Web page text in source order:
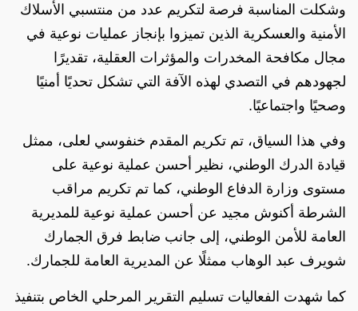
وشكلت المناسبة فرصة لتكريم عدد من منتسبي الأسلاك
الأمنية والعسكرية الذين تميزوا بإنجاز عمليات نوعية في
مجال مكافحة المخدرات والمؤثرات العقلية، تقديرًا
لجهودهم في التصدي لهذه الآفة التي تشكل تحديًا أمنيًا
وصحيًا واجتماعيًا.
وفي هذا السياق، تم تكريم المقدم خنفوسي لعلى، ممثل
قيادة الدرك الوطني، نظير أحسن عملية نوعية على
مستوى وزارة الدفاع الوطني، كما تم تكريم مراقب
الشرطة أكنوش مجيد عن أحسن عملية نوعية للمديرية
العامة للأمن الوطني، إلى جانب ضابط فرق الجمارك
شويرف عبد الوهاب ممثلًا عن المديرية العامة للجمارك.
كما شهدت الفعاليات تسليم التقرير المرحلي الخاص بتنفيذ